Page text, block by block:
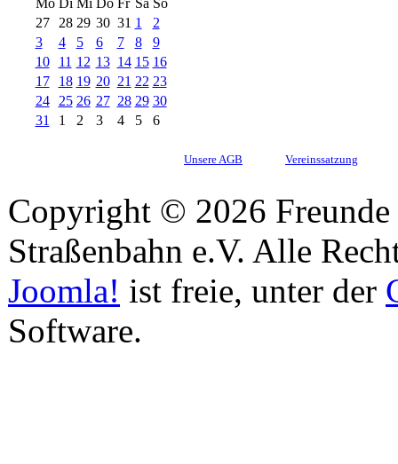
27
28 29 30 31 1
2
3
4 5 6 7 8
9
10
11 12 13 14 15 16
17
18 19 20 21 22 23
24
25 26 27 28 29 30
31
1 2 3 4 5 6
Unsere AGB Vereinssatzung
Copyright © 2026
Straßenbahn e.V. Alle
Joomla! ist freie, unter der
Software.